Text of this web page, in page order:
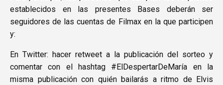
establecidos en las presentes Bases deberán ser
seguidores de las cuentas de Filmax en la que participen
y:
En Twitter: hacer retweet a la publicación del sorteo y
comentar con el hashtag #ElDespertarDeMaría en la
misma publicación con quién bailarás a ritmo de Elvis